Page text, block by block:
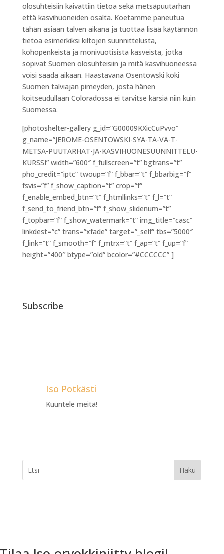
olosuhteisiin kaivattiin tietoa sekä metsäpuutarhan
että kasvihuoneiden osalta. Koetamme paneutua
tähän asiaan talven aikana ja tuottaa lisää käytännön
tietoa esimerkiksi kiltojen suunnittelusta,
kohopenkeistä ja monivuotisista kasveista, jotka
sopivat Suomen olosuhteisiin ja mitä kasvihuoneessa
voisi saada aikaan. Haastavana Osentowski koki
Suomen talviajan pimeyden, josta hänen
koitseudullaan Coloradossa ei tarvitse kärsiä niin kuin
Suomessa.
[photoshelter-gallery g_id=”G00009KXicCuPvvo”
g_name=”JEROME-OSENTOWSKI-SYA-TA-VA-T-
METSA-PUUTARHAT-JA-KASVIHUONESUUNNITTELU-
KURSSI” width=”600″ f_fullscreen=”t” bgtrans=”t”
pho_credit=”iptc” twoup=”f” f_bbar=”t” f_bbarbig=”f”
fsvis=”f” f_show_caption=”t” crop=”f”
f_enable_embed_btn=”t” f_htmllinks=”t” f_l=”t”
f_send_to_friend_btn=”f” f_show_slidenum=”t”
f_topbar=”f” f_show_watermark=”t” img_title=”casc”
linkdest=”c” trans=”xfade” target=”_self” tbs=”5000″
f_link=”t” f_smooth=”f” f_mtrx=”t” f_ap=”t” f_up=”f”
height=”400″ btype=”old” bcolor=”#CCCCCC” ]
Subscribe
Iso Potkästi
Kuuntele meitä!